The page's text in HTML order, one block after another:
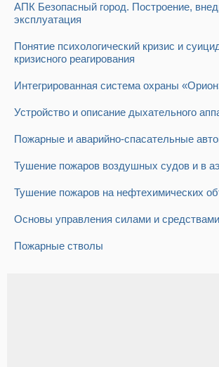
АПК Безопасный город. Построение,
эксплуатация
Понятие психологический кризис и
кризисного реагирования
Интегрированная система охраны
Устройство и описание дыхательного
Пожарные и аварийно-спасательные
Тушение пожаров воздушных судов и в
Тушение пожаров на нефтехимических
Основы управления силами и
Пожарные стволы